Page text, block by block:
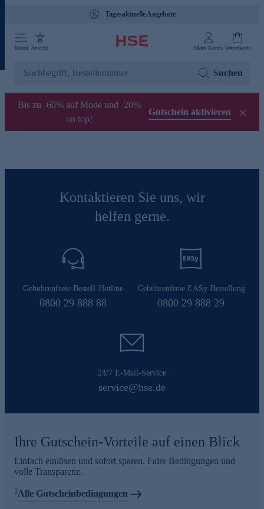
Tagesaktuelle Angebote
Menü Ansicht Mein Konto Warenkorb
Suchen
Bis zu -60% auf Mode und -20%
on top!
Gutschein aktivieren
Kontaktieren Sie uns, wir
helfen gerne.
Gebührenfreie Bestell-Hotline
0800 29 888 88
Gebührenfreie EASy-Bestellung
0800 29 888 29
24/7 E-Mail-Service
service@hse.de
Ihre Gutschein-Vorteile auf einen Blick
Einfach einlösen und sofort sparen. Faire Bedingungen und
volle Transparenz.
1Alle Gutscheinbedingungen